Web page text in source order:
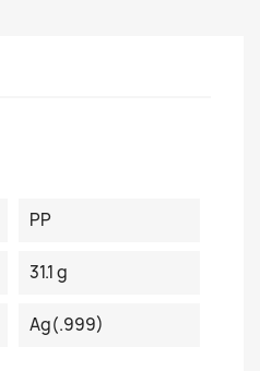
PP
31.1 g
Ag(.999)